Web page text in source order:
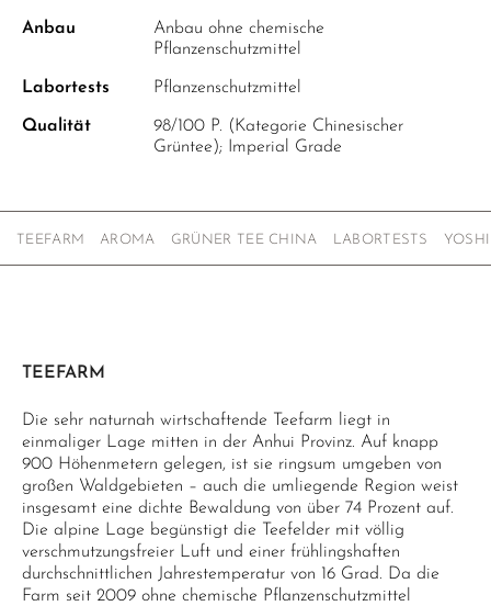
Anbau
Anbau ohne chemische
Pflanzenschutzmittel
Labortests Pflanzenschutzmittel
Qualität
98/100 P. (Kategorie Chinesischer
Grüntee); Imperial Grade
TEEFARM AROMA GRÜNER TEE CHINA LABORTESTS
TEEFARM
Die sehr naturnah wirtschaftende Teefarm liegt in
einmaliger Lage mitten in der Anhui Provinz. Auf knapp
900 Höhenmetern gelegen, ist sie ringsum umgeben von
großen Waldgebieten – auch die umliegende Region weist
insgesamt eine dichte Bewaldung von über 74 Prozent auf.
Die alpine Lage begünstigt die Teefelder mit völlig
verschmutzungsfreier Luft und einer frühlingshaften
durchschnittlichen Jahrestemperatur von 16 Grad. Da die
Farm seit 2009 ohne chemische Pflanzenschutzmittel